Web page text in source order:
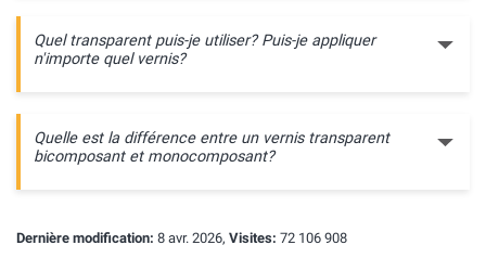
Quel transparent puis-je utiliser? Puis-je appliquer
n'importe quel vernis?
Quelle est la différence entre un vernis transparent
bicomposant et monocomposant?
Dernière modification: 8 avr. 2026, Visites: 72 106 908